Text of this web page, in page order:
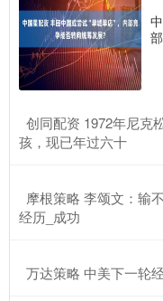
创同配资 1972年尼克
孩，现已年过六十
摩根策略 李颂文：输
经历_成功
万达策略 中美下一轮